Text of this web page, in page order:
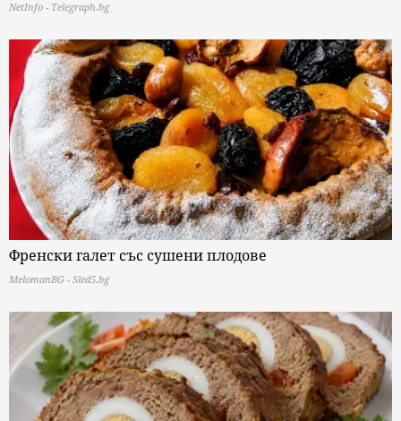
NetInfo - Telegraph.bg
Френски галет със сушени плодове
MelomanBG - Sled5.bg